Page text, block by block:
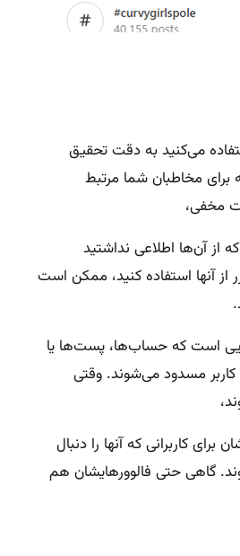
می‌کنید به دقت تحقیق
مخاطبان شما مرتبط
مخفی،
آن‌ها اطلاعی نداشتید
از آنها استفاده کنید، ممکن است
است که حساب‌ها، پست‌ها یا
مسدود می‌شوند. وقتی
کاربرانی که آنها را دنبال
گاهی حتی فالوورهایشان هم